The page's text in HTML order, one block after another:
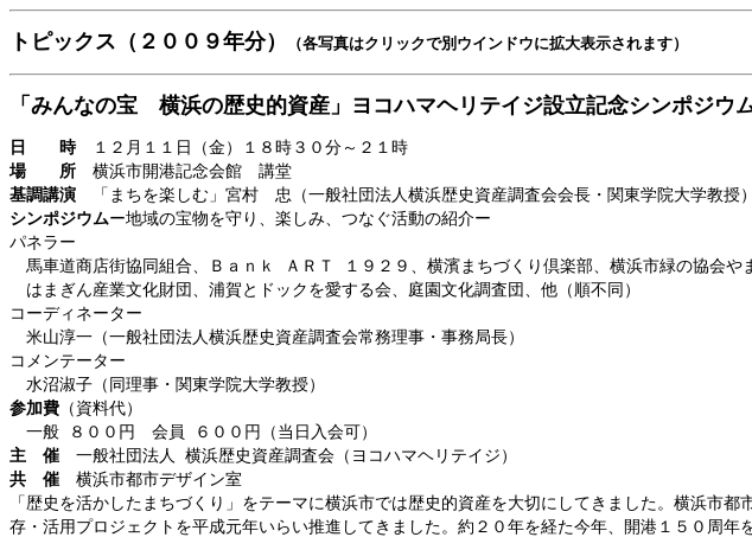
トピックス （２００９年分） （各写真はクリックで別ウインドウに拡大表示されます）
「みんなの宝 横浜の歴史的資産」ヨコハマヘリテイジ設立記念シンポジウ
日 時１２月１１日（金）１８時３０分～２１時
場 所 横浜市開港記念会館 講堂
基調講演 「まちを楽しむ」宮村 忠（一般社団法人横浜歴史資産調査会会長・関東学院大学教授）
シンポジウムー地域の宝物を守り、楽しみ、つなぐ活動の紹介ー
パネラー
馬車道商店街協同組合、Ｂａｎｋ ＡＲＴ １９２９、横濱まちづくり倶楽部、横浜市緑の協会
はまぎん産業文化財団、浦賀とドックを愛する会、庭園文化調査団、他（順不同）
コーディネーター
米山淳一（一般社団法人横浜歴史資産調査会常務理事・事務局長）
コメンテーター
水沼淑子（同理事・関東学院大学教授）
参加費 （資料代）
一般 ８００円 会員 ６００円（当日入会可）
主 催 一般社団法人 横浜歴史資産調査会（ヨコハマヘリテイジ）
共 催 横浜市都市デザイン室
「歴史を活かしたまちづくり」をテーマに横浜市では歴史的資産を大切にしてきました。横浜市
存・活用プロジェクトを平成元年いらい推進してきました。約２０年を経た今年、開港１５０周